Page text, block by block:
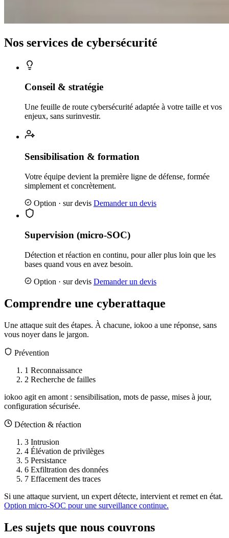
Nos services de cybersécurité
Conseil & stratégie
Une feuille de route cybersécurité adaptée à votre taille et vos
enjeux, sans surinvestir.
Sensibilisation & formation
Votre équipe devient la première ligne de défense, formée
simplement et concrètement.
Option · sur devis Demander un devis
Supervision (micro-SOC)
Détection et réaction en continu, pour aller plus loin que les
bases quand vous en avez besoin.
Option · sur devis Demander un devis
Comprendre une cyberattaque
Une attaque suit des étapes. À chacune, iokoo a une réponse, sans
vous noyer dans le jargon.
Prévention
1 Reconnaissance
2 Recherche de failles
iokoo agit en amont : sensibilisation, mots de passe, mises à jour,
configuration sécurisée.
Détection & réaction
3 Intrusion
4 Élévation de privilèges
5 Persistance
6 Exfiltration des données
7 Effacement des traces
Si une attaque survient, un expert détecte, intervient et remet en état.
Option micro-SOC pour une surveillance continue.
Les sujets que nous couvrons